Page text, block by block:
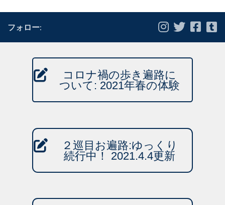
フォロー:
コロナ禍の歩き遍路に
ついて: 2021年春の体験
２巡目お遍路:ゆっくり
続行中！ 2021.4.4更新